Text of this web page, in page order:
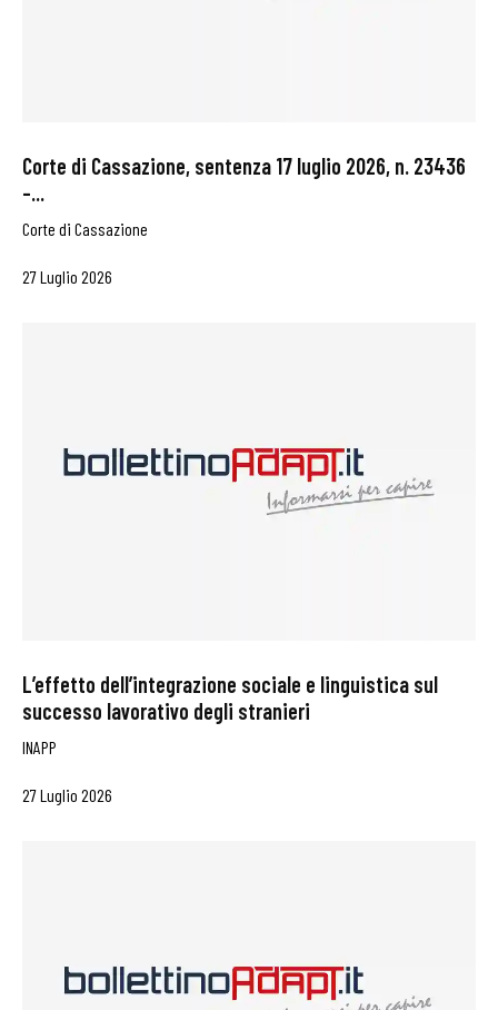
Corte di Cassazione, sentenza 17 luglio 2026, n. 23436
–...
Corte di Cassazione
27 Luglio 2026
L’effetto dell’integrazione sociale e linguistica sul
successo lavorativo degli stranieri
INAPP
27 Luglio 2026